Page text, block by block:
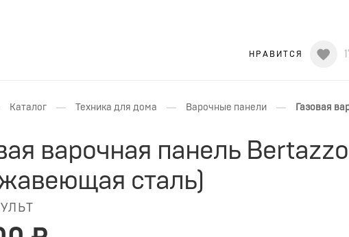
НРАВИТСЯ
Каталог — Техника для дома — Варочные панели —
Газовая
варочная панель
сталь)